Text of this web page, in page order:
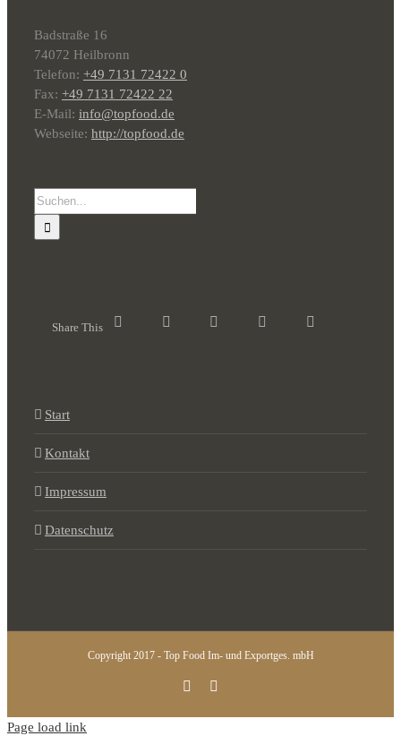
Badstraße 16
74072 Heilbronn
Telefon: +49 7131 72422 0
Fax: +49 7131 72422 22
E-Mail: info@topfood.de
Webseite: http://topfood.de
Suche
nach:
Share This
Start
Kontakt
Impressum
Datenschutz
Copyright 2017 - Top Food Im- und Exportges. mbH
Instagram
Page load link